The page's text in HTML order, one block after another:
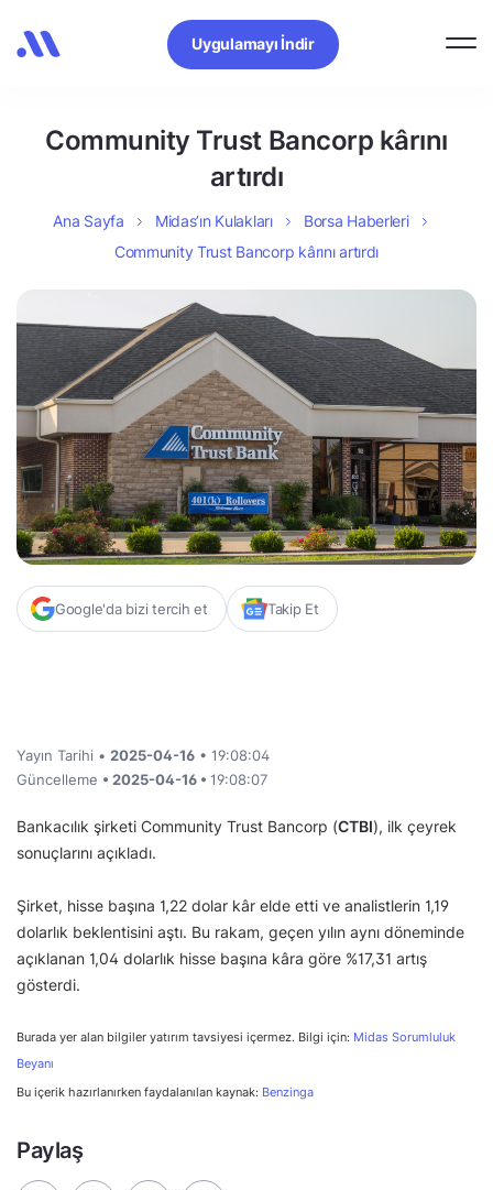
Uygulamayı İndir
Community Trust Bancorp kârını
artırdı
Ana Sayfa Midas’ın Kulakları
Borsa Haberleri
Community Trust Bancorp kârını artırdı
Google'da bizi tercih et Takip Et
Yayın Tarihi • 2025-04-16 • 19:08:04
Güncelleme • 2025-04-16 • 19:08:07
Bankacılık şirketi Community Trust Bancorp (CTBI), ilk çeyrek
sonuçlarını açıkladı.
Şirket, hisse başına 1,22 dolar kâr elde etti ve analistlerin 1,19
dolarlık beklentisini aştı. Bu rakam, geçen yılın aynı döneminde
açıklanan 1,04 dolarlık hisse başına kâra göre %17,31 artış
gösterdi.
Burada yer alan bilgiler yatırım tavsiyesi içermez. Bilgi için: Midas Sorumluluk
Beyanı
Bu içerik hazırlanırken faydalanılan kaynak: Benzinga
Paylaş